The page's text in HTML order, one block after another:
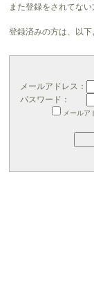
また登録をされてな
登録済みの方は、以
メールアドレス：
パスワード：
メールア